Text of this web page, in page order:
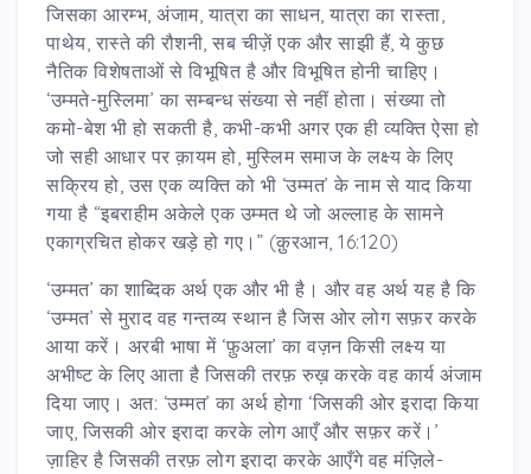
जिसका आरम्भ, अंजाम, यात्रा का साधन, यात्रा का रास्ता,
पाथेय, रास्ते की रौशनी, सब चीज़ें एक और साझी हैं, ये कुछ
नैतिक विशेषताओं से विभूषित है और विभूषित होनी चाहिए।
‘उम्मते-मुस्लिमा’ का सम्बन्ध संख्या से नहीं होता। संख्या तो
कमो-बेश भी हो सकती है, कभी-कभी अगर एक ही व्यक्ति ऐसा हो
जो सही आधार पर क़ायम हो, मुस्लिम समाज के लक्ष्य के लिए
सक्रिय हो, उस एक व्यक्ति को भी ‘उम्मत’ के नाम से याद किया
गया है “इबराहीम अकेले एक उम्मत थे जो अल्लाह के सामने
एकाग्रचित होकर खड़े हो गए।” (क़ुरआन, 16:120)
‘उम्मत’ का शाब्दिक अर्थ एक और भी है। और वह अर्थ यह है कि
‘उम्मत’ से मुराद वह गन्तव्य स्थान है जिस ओर लोग सफ़र करके
आया करें। अरबी भाषा में ‘फ़ुअला’ का वज़न किसी लक्ष्य या
अभीष्ट के लिए आता है जिसकी तरफ़ रुख़ करके वह कार्य अंजाम
दिया जाए। अत: ‘उम्मत’ का अर्थ होगा ‘जिसकी ओर इरादा किया
जाए, जिसकी ओर इरादा करके लोग आएँ और सफ़र करें।’
ज़ाहिर है जिसकी तरफ़ लोग इरादा करके आएँगे वह मंज़िले-